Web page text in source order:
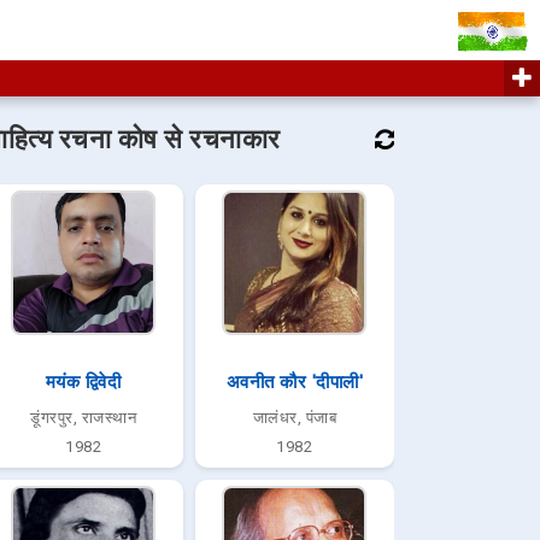
रचना कोष से रचनाकार
मयंक द्विवेदी
डूंगरपुर, राजस्थान
1982
अवनीत कौर 'दीपाली'
जालंधर, पंजाब
1982